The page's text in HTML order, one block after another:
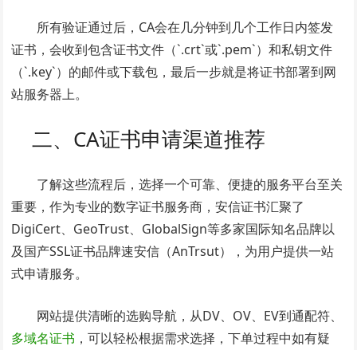
所有验证通过后，CA会在几分钟到几个工作日内签发
证书，会收到包含证书文件（`.crt`或`.pem`）和私钥文件
（`.key`）的邮件或下载包，最后一步就是将证书部署到网
站服务器上。
二、CA证书申请渠道推荐
了解这些流程后，选择一个可靠、便捷的服务平台至关
重要，作为专业的数字证书服务商，安信证书汇聚了
DigiCert、GeoTrust、GlobalSign等多家国际知名品牌以
及国产SSL证书品牌速安信（AnTrsut），为用户提供一站
式申请服务。
网站提供清晰的选购导航，从DV、OV、EV到通配符、
多域名证书 ，可以轻松根据需求选择，下单过程中如有疑